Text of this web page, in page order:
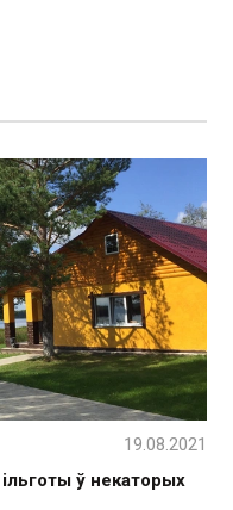
ў некаторых
19.08.2021